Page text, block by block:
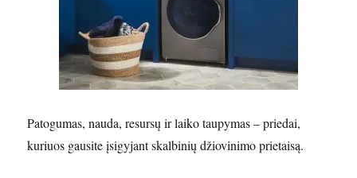
Patogumas, nauda, resursų ir laiko taupymas – priedai,
kuriuos gausite įsigyjant skalbinių džiovinimo prietaisą.